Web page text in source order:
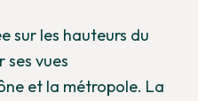
sur les hauteurs du
ses vues
et la métropole. La